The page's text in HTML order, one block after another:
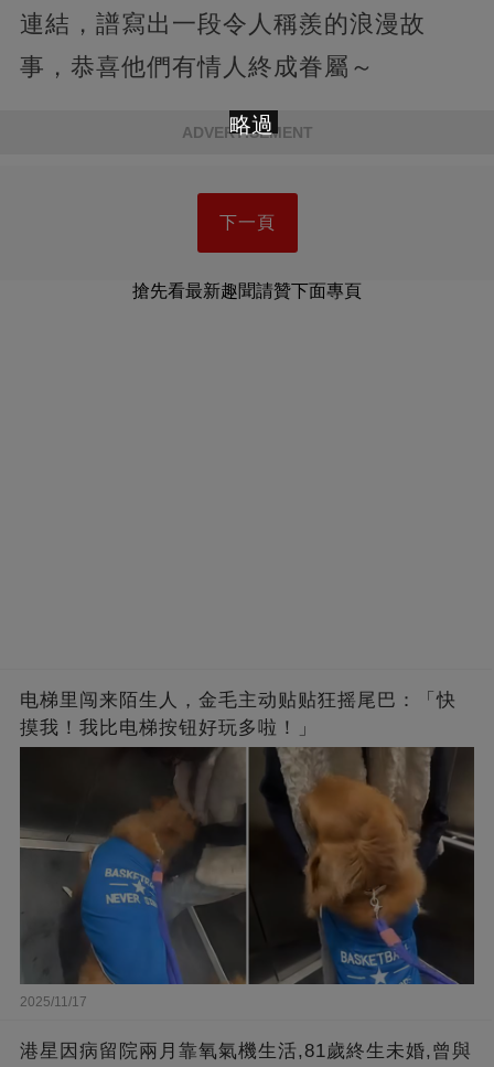
連結，譜寫出一段令人稱羨的浪漫故
事，恭喜他們有情人終成眷屬～
ADVERTISEMENT
下一頁
搶先看最新趣聞請贊下面專頁
电梯里闯来陌生人，金毛主动贴贴狂摇尾巴：「快
摸我！我比电梯按钮好玩多啦！」
2025/11/17
港星因病留院兩月靠氧氣機生活,81歲終生未婚,曾與
略過